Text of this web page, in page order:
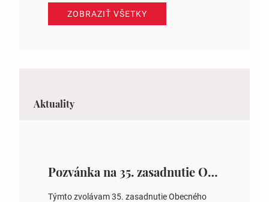
ZOBRAZIŤ VŠETKY
Aktuality
Pozvánka na 35. zasadnutie OZ v Zámutove
Týmto zvolávam 35. zasadnutie Obecného